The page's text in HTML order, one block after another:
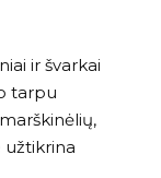
ir švarkai
tarpu
užtikrina